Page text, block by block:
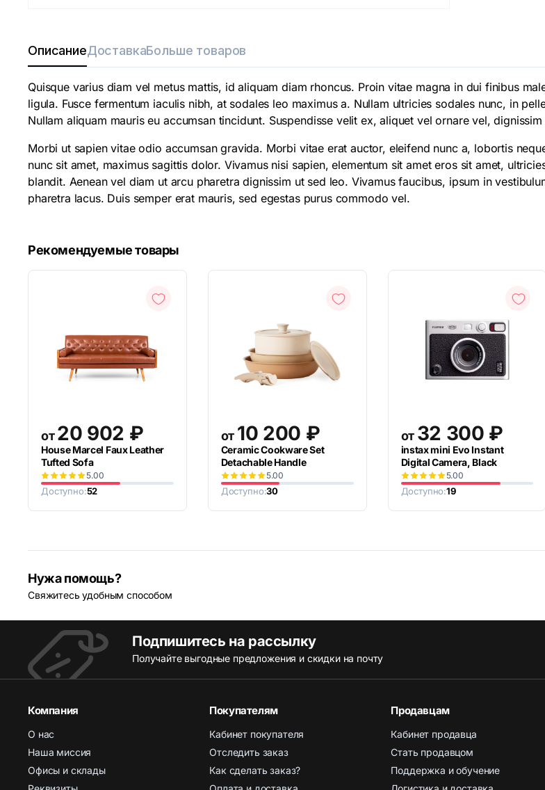
ОписаниеДоставкаБольше товаров
Quisque varius diam vel metus mattis, id aliquam diam rhoncus. Proin vitae magna in dui finibus
ligula. Fusce fermentum iaculis nibh, at sodales leo maximus a. Nullam ultricies sodales nunc, in
Nullam aliquam mauris eu accumsan tincidunt. Suspendisse velit ex, aliquet vel ornare vel,
Morbi ut sapien vitae odio accumsan gravida. Morbi vitae erat auctor, eleifend nunc a, lobortis
nunc sit amet, maximus sagittis dolor. Vivamus nisi sapien, elementum sit amet eros sit amet,
blandit. Aenean vel diam ut arcu pharetra dignissim ut sed leo. Vivamus faucibus, ipsum in
pharetra lacus. Duis semper erat mauris, sed egestas purus commodo vel.
Рекомендуемые товары
от20 902 ₽
House Marcel Faux Leather
Tufted Sofa
5.00
Доступно:52
от 10 200 ₽
Ceramic Cookware Set
Detachable Handle
5.00
Доступно:30
от 32 300 ₽
instax mini Evo Instant
Digital Camera, Black
5.00
Доступно:19
Нужа помощь?
Свяжитесь удобным способом
Подпишитесь на рассылку
Получайте выгодные предложения и скидки на почту
Компания
О нас
Наша миссия
Офисы и склады
Покупателям
Кабинет покупателя
Отследить заказ
Как сделать заказ?
Продавцам
Кабинет продавца
Стать продавцом
Поддержка и обучение